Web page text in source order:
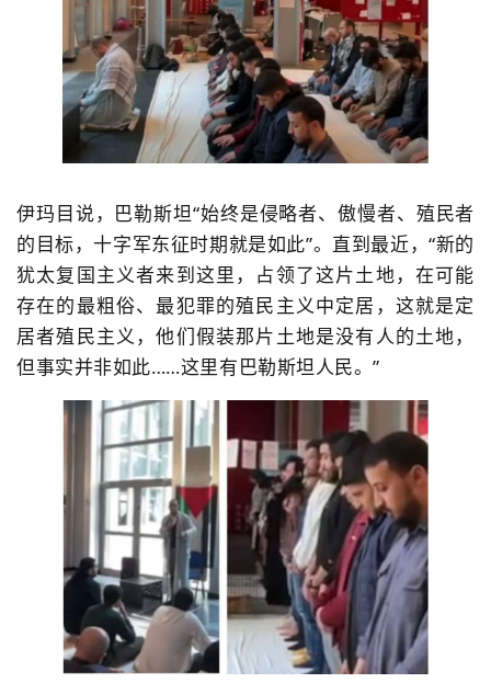
伊玛目说，巴勒斯坦“始终是侵略者、傲慢者、殖民者
的目标，十字军东征时期就是如此”。直到最近，“新的
犹太复国主义者来到这里，占领了这片土地，在可能
存在的最粗俗、最犯罪的殖民主义中定居，这就是定
居者殖民主义，他们假装那片土地是没有人的土地，
但事实并非如此……这里有巴勒斯坦人民。”